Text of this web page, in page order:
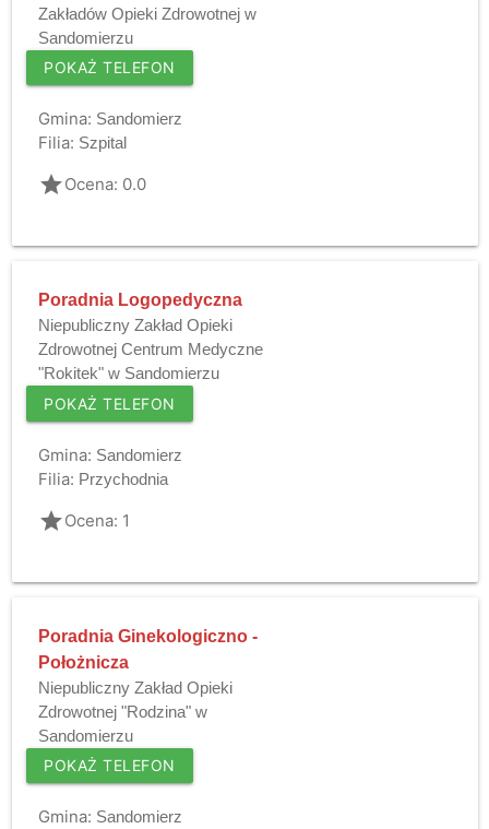
Zakładów Opieki Zdrowotnej w
Sandomierzu
POKAŻ TELEFON
Gmina: Sandomierz
Filia: Szpital
gradeOcena: 0.0
Poradnia Logopedyczna
Niepubliczny Zakład Opieki
Zdrowotnej Centrum Medyczne
"Rokitek" w Sandomierzu
POKAŻ TELEFON
Gmina: Sandomierz
Filia: Przychodnia
gradeOcena: 1
Poradnia Ginekologiczno -
Położnicza
Niepubliczny Zakład Opieki
Zdrowotnej "Rodzina" w
Sandomierzu
POKAŻ TELEFON
Gmina: Sandomierz